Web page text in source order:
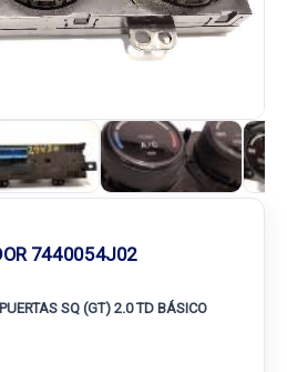
7440054J02
SQ (GT) 2.0 TD BÁSICO